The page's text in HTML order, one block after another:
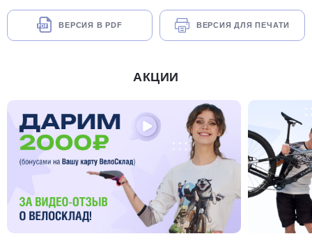
ВЕРСИЯ В PDF ВЕРСИЯ ДЛЯ ПЕЧАТИ
АКЦИИ